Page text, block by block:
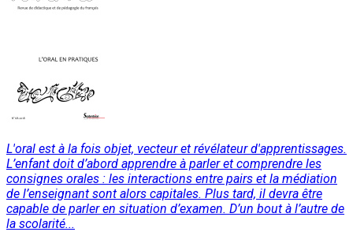
L'oral est à la fois objet, vecteur et révélateur d'apprentissages.
L’enfant doit d’abord apprendre à parler et comprendre les
consignes orales : les interactions entre pairs et la médiation
de l’enseignant sont alors capitales. Plus tard, il devra être
capable de parler en situation d’examen. D’un bout à l’autre de
la scolarité...